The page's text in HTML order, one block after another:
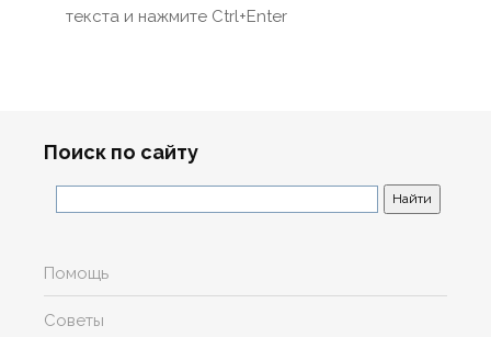
текста и нажмите Ctrl+Enter
Поиск по сайту
Помощь
Советы